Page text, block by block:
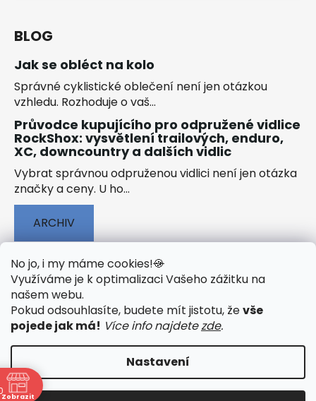
No jo, i my máme cookies!🍪
Využíváme je k optimalizaci Vašeho zážitku na
našem webu.
Pokud odsouhlasíte, budete mít jistotu, ževše
pojede jak má! Více info najdetezde.
Nastavení
BLOG
Jak se obléct na kolo
Správné cyklistické oblečení není jen otázkou
vzhledu. Rozhoduje o vaš...
Průvodce kupujícího pro odpružené vidlice
RockShox: vysvětlení trailových, enduro,
XC, downcountry a dalších vidlic
Vybrat správnou odpruženou vidlici není jen otázka
značky a ceny. U ho...
ARCHIV
🟢 TECHNOLOGIE
🟢 O ELEKTROKOLECH
🟢 NÁVODY KE STAŽENÍ
Vytvořil Shoptet&PekneWeby
Zobrazit